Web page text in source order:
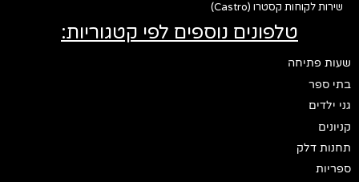
שירות לקוחות קסטרו (Castro)
טלפונים נוספים לפי קטגוריות:
שעות פתיחה
בתי ספר
גני ילדים
קניונים
תחנות דלק
ספריות